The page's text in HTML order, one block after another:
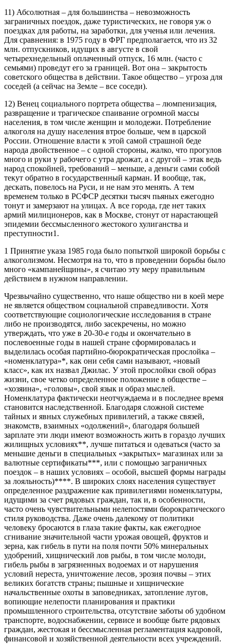
11) Абсолютная – для большинства – невозможность
заграничных поездок, даже туристических, не говоря уж о
поездках для работы, на заработки, для ученья или лечения.
Для сравнения: в 1975 году в ФРГ предполагается, что из 32
млн. отпускников, идущих в августе в свой
четырехнедельный оплаченный отпуск, 16 млн. (часто с
семьями) проведут его за границей. Вот она – закрытость
советского общества в действии. Такое общество – угроза для
соседей (а сейчас на Земле – все соседи).
12) Венец социального портрета общества – люмпенизация,
развращение и трагическое спаивание огромной массы
населения, в том числе женщин и молодежи. Потребление
алкоголя на душу населения втрое больше, чем в царской
России. Отношение власти к этой самой страшной беде
народа двойственное – с одной стороны, жалко, что прогулов
много и руки у рабочего с утра дрожат, а с другой – этак ведь
народ спокойней, требований – меньше, а деньги сами собой
текут обратно в государственный карман. И вообще, так,
дескать, повелось на Руси, и не нам это менять. А тем
временем только в РСФСР десятки тысяч пьяных ежегодно
тонут и замерзают на улицах. А все города, где нет таких
армий милиционеров, как в Москве, стонут от нарастающей
эпидемии бессмысленного жестокого хулиганства и
преступности1.
1 Принятие указа 1985 года было попыткой широкой борьбы с
алкоголизмом. Несмотря на то, что в проведении борьбы было
много «кампанейщины», я считаю эту меру правильным
действием в нужном направлении.
Чрезвычайно существенно, что наше общество ни в коей мере
не является обществом социальной справедливости. Хотя
соответствующие социологические исследования в стране
либо не производятся, либо засекречены, но можно
утверждать, что уже в 20-30-е годы и окончательно в
послевоенные годы в нашей стране сформировалась и
выделилась особая партийно-бюрократическая прослойка –
«номенклатура»*, как они себя сами называют, «новый
класс», как их назвал Джилас. У этой прослойки свой образ
жизни, свое четко определенное положение в обществе –
«хозяина», «головы», свой язык и образ мыслей.
Номенклатура фактически неотчуждаема и в последнее время
становится наследственной. Благодаря сложной системе
тайных и явных служебных привилегий, а также связей,
знакомств, взаимных «одолжений», благодаря большей
зарплате эти люди имеют возможность жить в гораздо лучших
жилищных условиях**, лучше питаться и одеваться (часто за
меньшие деньги в специальных «закрытых» магазинах или за
валютные сертификаты***, или с помощью заграничных
поездок – в наших условиях – особой, высшей формы награды
за лояльность)****. В широких слоях населения существует
определенное раздражение как привилегиями номенклатуры,
идущими за счет рядовых граждан, так и, в особенности,
часто очень чувствительными нелепостями бюрократического
стиля руководства. Даже очень далекому от политики
человеку бросаются в глаза такие факты, как ежегодное
сгнивание значительной части урожая овощей, фруктов и
зерна, как гибель в пути на поля почти 50% минеральных
удобрений, хищнический лов рыбы, в том числе молоди,
гибель рыбы в загрязненных водоемах и от нарушения
условий нереста, уничтожение лесов, эрозия почвы – этих
великих богатств страны; пышные и хищнические
начальственные охоты в заповедниках, затопление лугов,
вопиющие нелепости планирования и практики
промышленного строительства, отсутствие заботы об удобном
транспорте, водоснабжении, сервисе и вообще быте рядовых
граждан, жестокая и бессмысленная регламентация кадровой,
финансовой и хозяйственной деятельности всех учреждений.